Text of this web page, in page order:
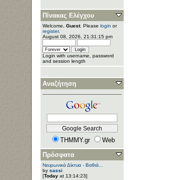
Πίνακας Ελέγχου
Welcome, Guest. Please login or
register.
August 08, 2026, 21:31:15 pm
Login with username, password
and session length
Αναζήτηση
THMMY.gr
Web
Πρόσφατα
Νευρωνικά Δίκτυα - Βαθιά...
by sassi
[Today at 13:14:23]